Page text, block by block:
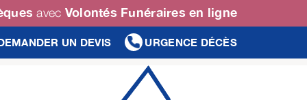
avec Volontés Funéraires en ligne
UN DEVIS URGENCE DÉCÈS